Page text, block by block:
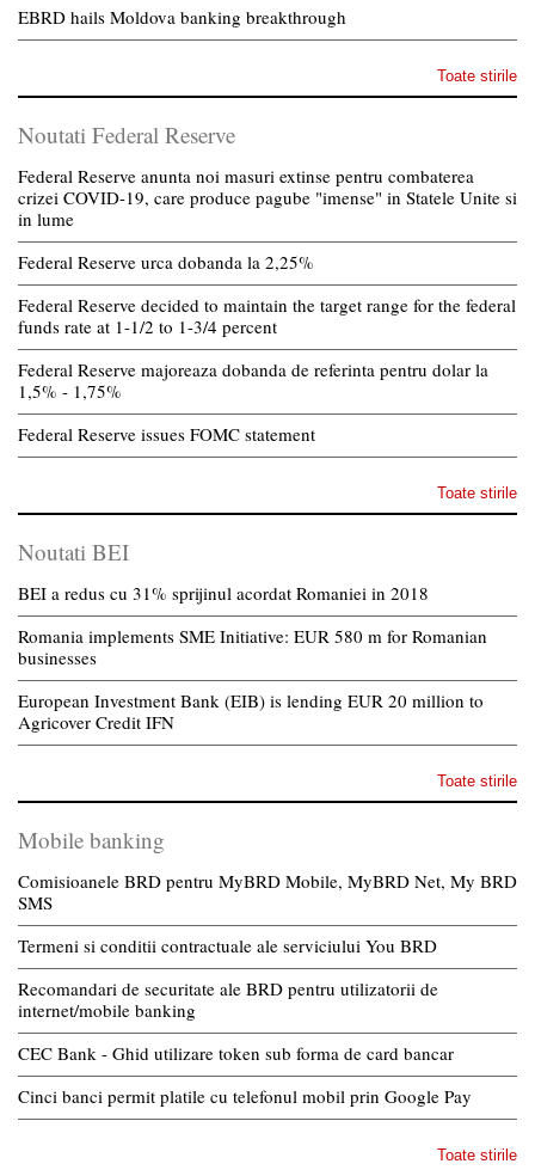
EBRD hails Moldova banking breakthrough
Toate stirile
Noutati Federal Reserve
Federal Reserve anunta noi masuri extinse pentru combaterea
crizei COVID-19, care produce pagube "imense" in Statele Unite si
in lume
Federal Reserve urca dobanda la 2,25%
Federal Reserve decided to maintain the target range for the federal
funds rate at 1-1/2 to 1-3/4 percent
Federal Reserve majoreaza dobanda de referinta pentru dolar la
1,5% - 1,75%
Federal Reserve issues FOMC statement
Toate stirile
Noutati BEI
BEI a redus cu 31% sprijinul acordat Romaniei in 2018
Romania implements SME Initiative: EUR 580 m for Romanian
businesses
European Investment Bank (EIB) is lending EUR 20 million to
Agricover Credit IFN
Toate stirile
Mobile banking
Comisioanele BRD pentru MyBRD Mobile, MyBRD Net, My BRD
SMS
Termeni si conditii contractuale ale serviciului You BRD
Recomandari de securitate ale BRD pentru utilizatorii de
internet/mobile banking
CEC Bank - Ghid utilizare token sub forma de card bancar
Cinci banci permit platile cu telefonul mobil prin Google Pay
Toate stirile